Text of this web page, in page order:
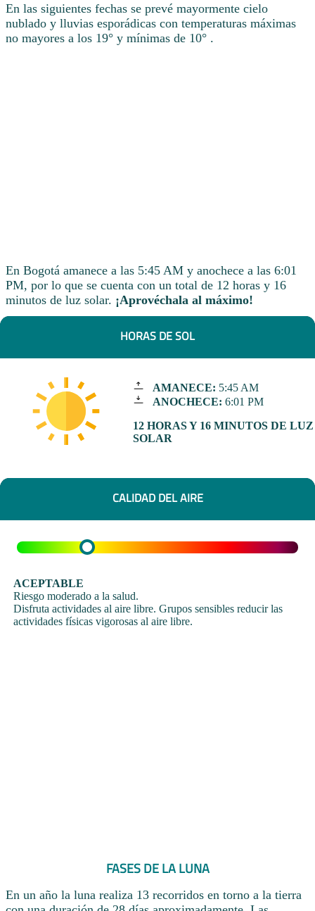
En las siguientes fechas se prevé mayormente cielo
nublado y lluvias esporádicas con temperaturas máximas
no mayores a los 19° y mínimas de 10° .
En Bogotá amanece a las 5:45 AM y anochece a las 6:01
PM, por lo que se cuenta con un total de 12 horas y 16
minutos de luz solar. ¡Aprovéchala al máximo!
HORAS DE SOL
AMANECE: 5:45 AM
ANOCHECE: 6:01 PM
12 HORAS Y 16 MINUTOS DE LUZ
SOLAR
CALIDAD DEL AIRE
ACEPTABLE
Riesgo moderado a la salud.
Disfruta actividades al aire libre. Grupos sensibles reducir las
actividades físicas vigorosas al aire libre.
FASES DE LA LUNA
En un año la luna realiza 13 recorridos en torno a la tierra